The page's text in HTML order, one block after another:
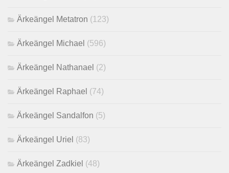
Ärkeängel Metatron (123)
Ärkeängel Michael (596)
Ärkeängel Nathanael (2)
Ärkeängel Raphael (74)
Ärkeängel Sandalfon (5)
Ärkeängel Uriel (83)
Ärkeängel Zadkiel (48)